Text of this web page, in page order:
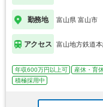
勤務地 富山県 富山市
アクセス 富山地方鉄道
年収600万円以上可 産休・育
積極採用中